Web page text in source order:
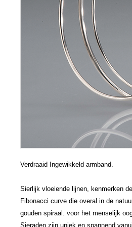
Verdraaid Ingewikkeld armband.
Sierlijk vloeiende lijnen, kenmerken
Fibonacci curve die overal in de
gouden spiraal. voor het menselijk
Sieraden zijn uniek en spannend